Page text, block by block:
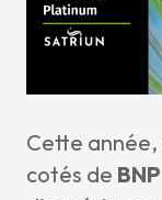
Cette année,
cotés de